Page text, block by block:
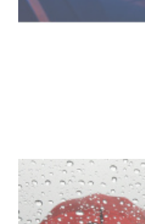
Clases de
NOTICIAS